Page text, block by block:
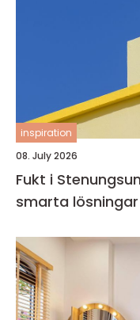
inspiration
08. July 2026
Fukt i
smarta lösningar